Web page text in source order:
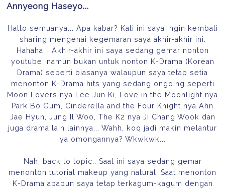
Annyeong Haseyo...
Hallo semuanya... Apa kabar? Kali ini saya ingin kembali
sharing mengenai kegemaran saya akhir-akhir ini.
Hahaha... Akhir-akhir ini saya sedang gemar nonton
youtube, namun bukan untuk nonton K-Drama (Korean
Drama) seperti biasanya walaupun saya tetap setia
menonton K-Drama hits yang sedang ongoing seperti
Moon Lovers nya Lee Jun Ki, Love in the Moonlight nya
Park Bo Gum, Cinderella and the Four Knight nya Ahn
Jae Hyun, Jung Il Woo, The K2 nya Ji Chang Wook dan
juga drama lain lainnya... Wahh, koq jadi makin melantur
ya omongannya? Wkwkwk...
Nah, back to topic.. Saat ini saya sedang gemar
menonton tutorial makeup yang natural. Saat menonton
K-Drama apapun saya tetap terkagum-kagum dengan